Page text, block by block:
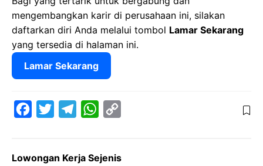
mengembangkan karir di perusahaan ini, silakan
daftarkan diri Anda melalui tombol Lamar Sekarang
yang tersedia di halaman ini.
Lamar Sekarang
e
t
e
W
t
y
Lowongan Kerja Sejenis